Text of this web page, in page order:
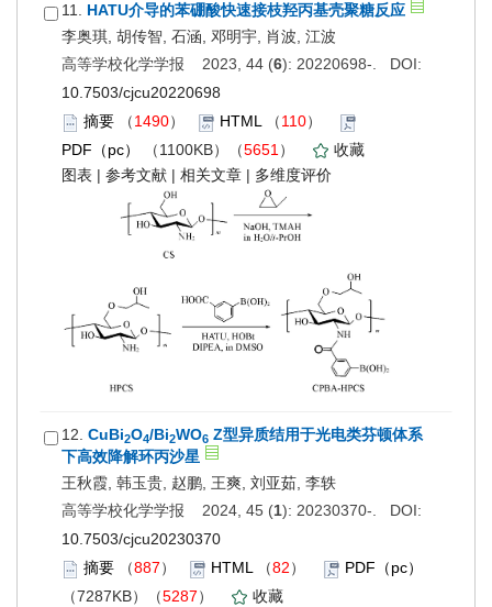
11. HATU介导的苯硼酸快速接枝羟丙基壳聚糖反应
李奥琪, 胡传智, 石涵, 邓明宇, 肖波, 江波
高等学校化学学报 2023, 44 (6): 20220698-. DOI:
10.7503/cjcu20220698
摘要 （1490） HTML（110）
PDF（pc）
（1100KB）（5651）
收藏
图表 | 参考文献 | 相关文章 | 多维度评价
12. CuBi2O4/Bi2WO6 Z型异质结用于光电类芬顿体系
下高效降解环丙沙星
王秋霞, 韩玉贵, 赵鹏, 王爽, 刘亚茹, 李轶
高等学校化学学报 2024, 45 (1): 20230370-. DOI:
10.7503/cjcu20230370
摘要 （887） HTML（82）
PDF（pc）
（7287KB）（5287）
收藏